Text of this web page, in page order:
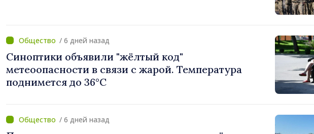
/ 6 дней назад
Синоптики объявили "жёлтый код"
метеоопасности в связи с жарой. Температура
поднимется до 36°C
/ 6 дней назад